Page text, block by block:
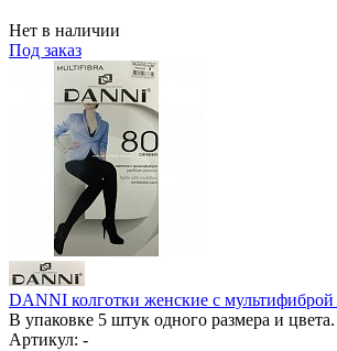
Нет в наличии
Под заказ
DANNI колготки женские с
В упаковке 5 штук одного размера и цвета.
Артикул: -